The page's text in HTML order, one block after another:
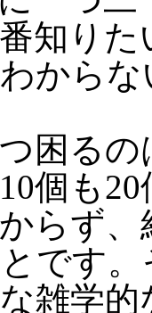
知り
から
困るの
個も
らず
です
雑学